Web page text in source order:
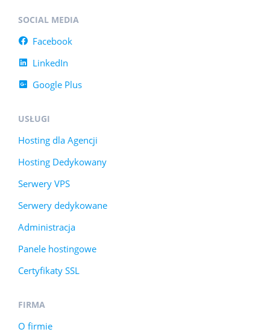
SOCIAL MEDIA
Facebook
LinkedIn
Google Plus
USŁUGI
Hosting dla Agencji
Hosting Dedykowany
Serwery VPS
Serwery dedykowane
Administracja
Panele hostingowe
Certyfikaty SSL
FIRMA
O firmie